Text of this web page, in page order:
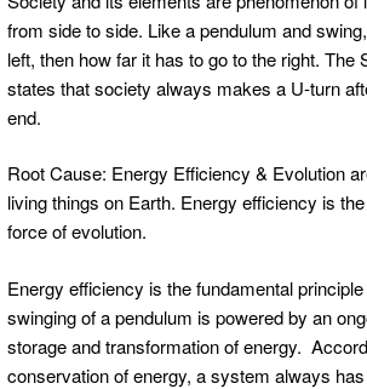
from side to side. Like a pendulum and
left, then how far it has to go to the right. The
states that society always makes a U-turn
end.
Root Cause: Energy Efficiency & Evolution
living things on Earth. Energy efficiency is
force of evolution.
Energy efficiency is the fundamental
swinging of a pendulum is powered by an
storage and transformation of energy.
conservation of energy, a system always